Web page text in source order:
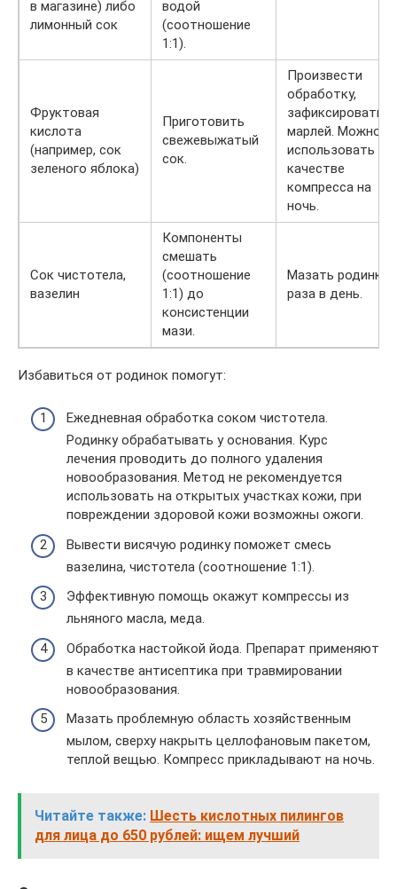
в магазине) либо
лимонный сок
водой
(соотношение
1:1).
Фруктовая
кислота
(например, сок
зеленого яблока)
Приготовить
свежевыжатый
сок.
Произвести
обработку,
зафиксировать
марлей. Можно
использовать в
качестве
компресса на
ночь.
Сок чистотела,
вазелин
Компоненты
смешать
(соотношение
1:1) до
консистенции
мази.
Мазать родинку
раза в день.
Избавиться от родинок помогут:
Ежедневная обработка соком чистотела.
Родинку обрабатывать у основания. Курс
лечения проводить до полного удаления
новообразования. Метод не рекомендуется
использовать на открытых участках кожи, при
повреждении здоровой кожи возможны ожоги.
Вывести висячую родинку поможет смесь
вазелина, чистотела (соотношение 1:1).
Эффективную помощь окажут компрессы из
льняного масла, меда.
Обработка настойкой йода. Препарат применяют
в качестве антисептика при травмировании
новообразования.
Мазать проблемную область хозяйственным
мылом, сверху накрыть целлофановым пакетом,
теплой вещью. Компресс прикладывают на ночь.
Читайте также: Шесть кислотных пилингов
для лица до 650 рублей: ищем лучший